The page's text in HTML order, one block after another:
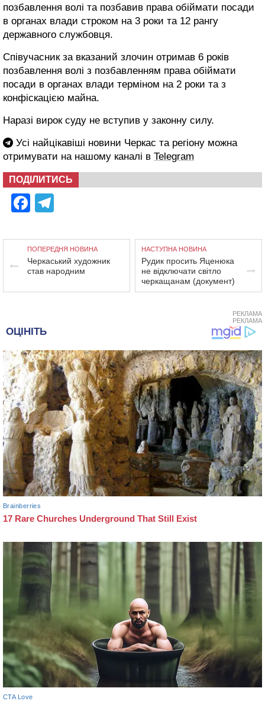
позбавлення волі та позбавив права обіймати посади
в органах влади строком на 3 роки та 12 рангу
державного службовця.
Співучасник за вказаний злочин отримав 6 років
позбавлення волі з позбавленням права обіймати
посади в органах влади терміном на 2 роки та з
конфіскацією майна.
Наразі вирок суду не вступив у законну силу.
Усі найцікавіші новини Черкас та регіону можна
отримувати на нашому каналі в Telegram
ПОДІЛИТИСЬ
Facebook
ПОПЕРЕДНЯ НОВИНА
Черкаський художник
став народним
НАСТУПНА НОВИНА
Рудик просить Яценюка
не відключати світло
черкащанам (документ)
РЕКЛАМА
РЕКЛАМА